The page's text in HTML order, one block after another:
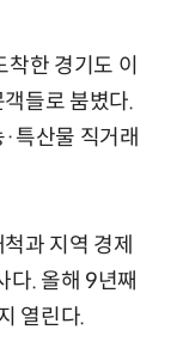
착한 경기도 이
들로 붐볐다.
특산물 직거래
과 지역 경제
다. 올해 9년째
열린다.